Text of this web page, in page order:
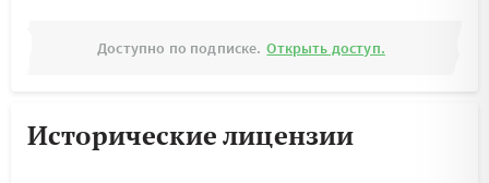
Доступно по подписке. Открыть доступ.
Исторические лицензии